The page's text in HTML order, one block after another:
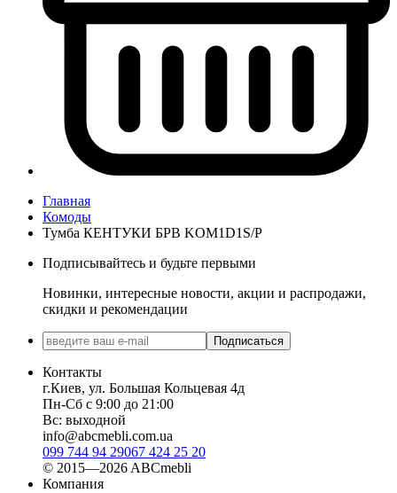
Главная
Комоды
Тумба КЕНТУКИ БРВ KOM1D1S/P
Подписывайтесь и будьте первыми
Новинки, интересные новости, акции и распродажи,
скидки и рекомендации
Подписаться
Контакты
г.Киев, ул. Большая Кольцевая 4д
Пн-Сб с 9:00 до 21:00
Вс: выходной
info@abcmebli.com.ua
099 744 94 29067 424 25 20
© 2015—2026 ABCmebli
Компания